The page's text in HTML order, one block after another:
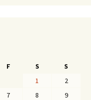
F S
S
1
2
7 8
9